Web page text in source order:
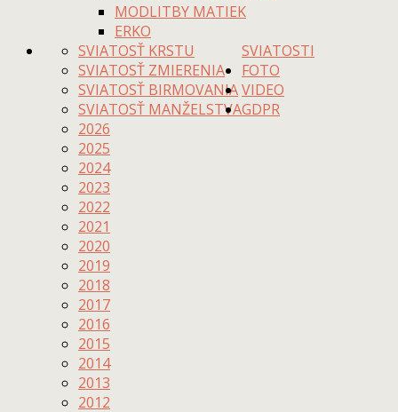
MODLITBY MATIEK
ERKO
SVIATOSTI
SVIATOSŤ KRSTU
SVIATOSŤ ZMIERENIA
SVIATOSŤ BIRMOVANIA
SVIATOSŤ MANŽELSTVA
FOTO
2026
2025
2024
2023
2022
2021
2020
2019
2018
2017
2016
2015
2014
2013
2012
VIDEO
GDPR